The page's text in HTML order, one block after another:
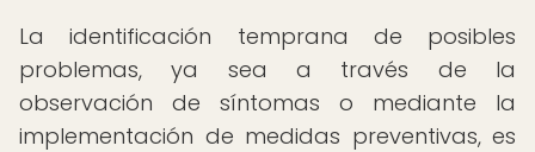
La identificación temprana de posibles
problemas, ya sea a través de la
observación de síntomas o mediante la
implementación de medidas preventivas, es